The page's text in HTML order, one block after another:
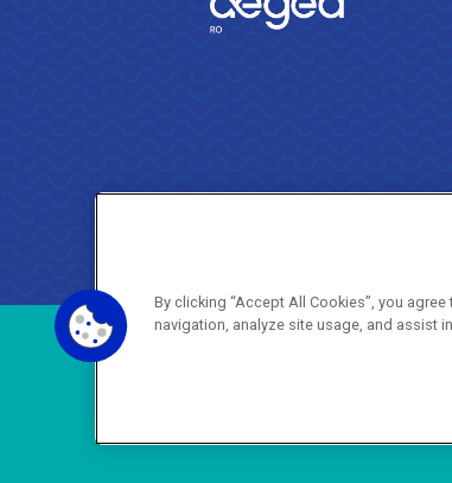
By clicking “Accept All Cookies”, you
navigation, analyze site usage, and assist